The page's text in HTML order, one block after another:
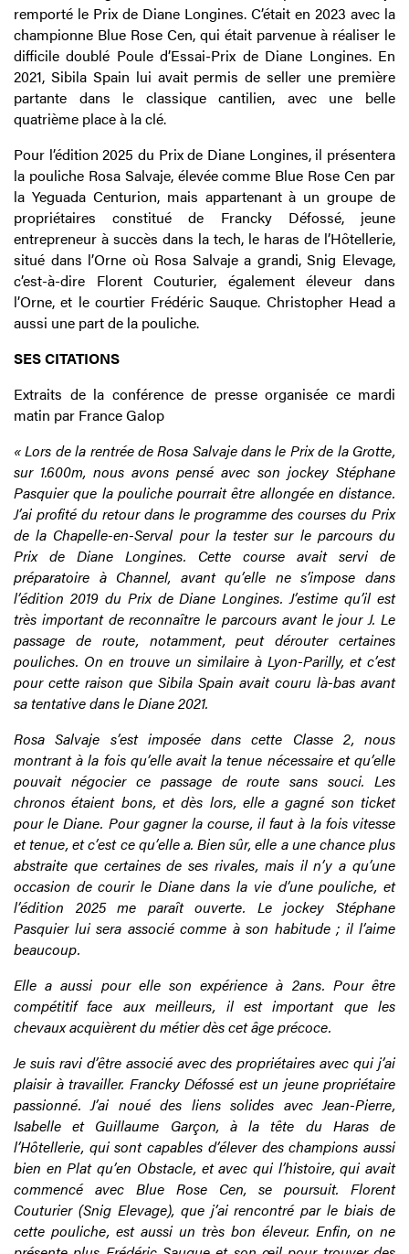
remporté le Prix de Diane Longines. C’était en 2023 avec la
championne Blue Rose Cen, qui était parvenue à réaliser le
difficile doublé Poule d’Essai-Prix de Diane Longines. En
2021, Sibila Spain lui avait permis de seller une première
partante dans le classique cantilien, avec une belle
quatrième place à la clé.
Pour l’édition 2025 du Prix de Diane Longines, il présentera
la pouliche Rosa Salvaje, élevée comme Blue Rose Cen par
la Yeguada Centurion, mais appartenant à un groupe de
propriétaires constitué de Francky Défossé, jeune
entrepreneur à succès dans la tech, le haras de l’Hôtellerie,
situé dans l’Orne où Rosa Salvaje a grandi, Snig Elevage,
c’est-à-dire Florent Couturier, également éleveur dans
l’Orne, et le courtier Frédéric Sauque. Christopher Head a
aussi une part de la pouliche.
SES CITATIONS
Extraits de la conférence de presse organisée ce mardi
matin par France Galop
« Lors de la rentrée de Rosa Salvaje dans le Prix de la Grotte,
sur 1.600m, nous avons pensé avec son jockey Stéphane
Pasquier que la pouliche pourrait être allongée en distance.
J’ai profité du retour dans le programme des courses du Prix
de la Chapelle-en-Serval pour la tester sur le parcours du
Prix de Diane Longines. Cette course avait servi de
préparatoire à Channel, avant qu’elle ne s’impose dans
l’édition 2019 du Prix de Diane Longines. J’estime qu’il est
très important de reconnaître le parcours avant le jour J. Le
passage de route, notamment, peut dérouter certaines
pouliches. On en trouve un similaire à Lyon-Parilly, et c’est
pour cette raison que Sibila Spain avait couru là-bas avant
sa tentative dans le Diane 2021.
Rosa Salvaje s’est imposée dans cette Classe 2, nous
montrant à la fois qu’elle avait la tenue nécessaire et qu’elle
pouvait négocier ce passage de route sans souci. Les
chronos étaient bons, et dès lors, elle a gagné son ticket
pour le Diane. Pour gagner la course, il faut à la fois vitesse
et tenue, et c’est ce qu’elle a. Bien sûr, elle a une chance plus
abstraite que certaines de ses rivales, mais il n’y a qu’une
occasion de courir le Diane dans la vie d’une pouliche, et
l’édition 2025 me paraît ouverte. Le jockey Stéphane
Pasquier lui sera associé comme à son habitude ; il l’aime
beaucoup.
Elle a aussi pour elle son expérience à 2ans. Pour être
compétitif face aux meilleurs, il est important que les
chevaux acquièrent du métier dès cet âge précoce.
Je suis ravi d’être associé avec des propriétaires avec qui j’ai
plaisir à travailler. Francky Défossé est un jeune propriétaire
passionné. J’ai noué des liens solides avec Jean-Pierre,
Isabelle et Guillaume Garçon, à la tête du Haras de
l’Hôtellerie, qui sont capables d’élever des champions aussi
bien en Plat qu’en Obstacle, et avec qui l’histoire, qui avait
commencé avec Blue Rose Cen, se poursuit. Florent
Couturier (Snig Elevage), que j’ai rencontré par le biais de
cette pouliche, est aussi un très bon éleveur. Enfin, on ne